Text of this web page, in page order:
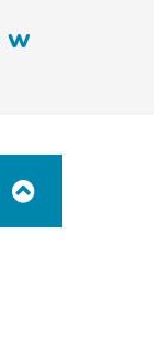
w